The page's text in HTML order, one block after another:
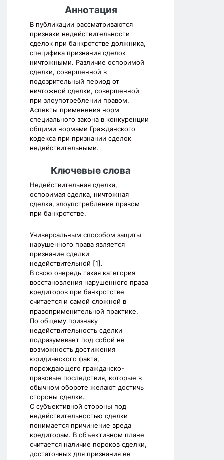
Аннотация
В публикации рассматриваются
признаки недействительности
сделок при банкротстве должника,
специфика признания сделок
ничтожными. Различие оспоримой
сделки, совершенной в
подозрительный период от
ничтожной сделки, совершенной
при злоупотреблении правом.
Аспекты применения норм
специального закона в конкуренции
общими нормами Гражданского
кодекса при признании сделок
недействительными.
Ключевые слова
Недействительная сделка,
оспоримая сделка, ничтожная
сделка, злоупотребление правом
при банкротстве.
Универсальным способом защиты
нарушенного права является
признание сделки
недействительной [1].
В свою очередь такая категория
восстановления нарушенного права
кредиторов при банкротстве
считается и самой сложной в
правоприменительной практике.
По общему признаку
недействительность сделки
подразумевает под собой не
возможность достижения
юридического факта,
порождающего гражданско-
правовые последствия, которые в
обычном обороте желают достичь
стороны сделки.
С субъективной стороны под
недействительностью сделки
понимается причинение вреда
кредиторам. В объективном плане
считается наличие пороков сделки,
достаточных для признания ее